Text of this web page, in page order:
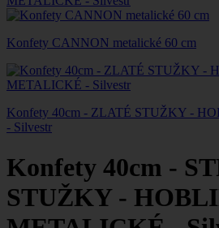
Konfety CANNON metalické 60 cm
Konfety 40cm - ZLATÉ STUŽKY -
- Silvestr
Konfety 40cm -
STUŽKY -